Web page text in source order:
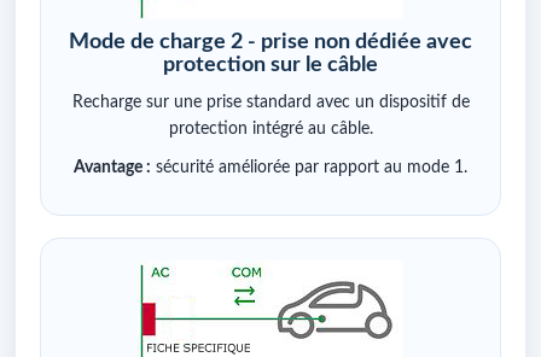
Mode de charge 2 - prise non dédiée avec
protection sur le câble
Recharge sur une prise standard avec un dispositif de
protection intégré au câble.
Avantage : sécurité améliorée par rapport au mode 1.